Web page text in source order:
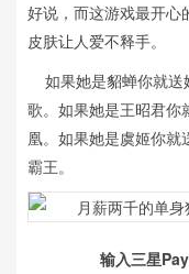
好说，而这游戏最开心
皮肤让人爱不释手。
如果她是貂蝉你就送
歌。如果她是王昭君你
凰。如果她是虞姬你
霸王。
输入三星